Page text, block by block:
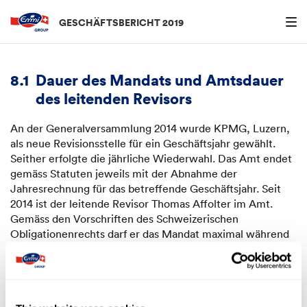
GESCHÄFTSBERICHT 2019
Revisionsstelle
8.1 Dauer des Mandats und Amtsdauer
des leitenden Revisors
An der Generalversammlung 2014 wurde KPMG, Luzern,
als neue Revisionsstelle für ein Geschäftsjahr gewählt.
Seither erfolgte die jährliche Wiederwahl. Das Amt endet
gemäss Statuten jeweils mit der Abnahme der
Jahresrechnung für das betreffende Geschäftsjahr. Seit
2014 ist der leitende Revisor Thomas Affolter im Amt.
Gemäss den Vorschriften des Schweizerischen
Obligationenrechts darf er das Mandat maximal während
sieben Jahren ausführen. Thomas Affolter wird somit
längstens bis Ende des Geschäftsjahres 2020 für die